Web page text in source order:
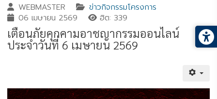
WEBMASTER
ข่าวกิจกรรมโครงการ
06 เมษายน 2569
ฮิต: 339
เตือนภัยคุกคามอาชญากรรมออนไลน์
ประจำวันที่ 6 เมษายน 2569